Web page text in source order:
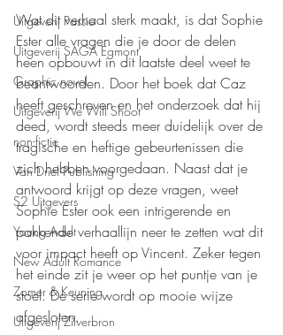
Uitgeverij Passie
Uitgeverij SAGA Egmont
Graphic novel
Uitgeverij We Will Shoot
non-fictie
Van Driel Publishing
S2 Uitgevers
Young Adult
New Adult Romance
Zomer & Keuning
Uitgeverij Zilverbron
Wat dit verhaal sterk maakt, is dat Sophie
Ester alle vragen die je door de delen
heen opbouwt in dit laatste deel weet te
beantwoorden. Door het boek dat Caz
heeft geschreven en het onderzoek dat hij
deed, wordt steeds meer duidelijk over de
tragische en heftige gebeurtenissen die
zich hebben voorgedaan. Naast dat je
antwoord krijgt op deze vragen, weet
Sophie Ester ook een intrigerende en
pakkende verhaallijn neer te zetten wat dit
voor impact heeft op Vincent. Zeker tegen
het einde zit je weer op het puntje van je
stoel. De serie wordt op mooie wijze
afgesloten.